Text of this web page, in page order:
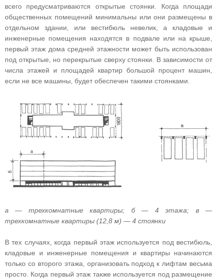
всего предусматриваются открытые стоянки. Когда площади
общественных помещений минимальны или они размещены в
отдельном здании, или вестибюль невелик, а кладовые и
инженерные помещения находятся в подвале или на крыше,
первый этаж дома средней этажности может быть использован
под открытые, но перекрытые сверху стоянки. В зависимости от
числа этажей и площадей квартир большой процент машин,
если не все машины, будет обеспечен такими стоянками.
а — трехкомнатные квартиры; б — 4 этажа; в —
трехкомнатные квартиры (12,8 м) — 4 стоянки
В тех случаях, когда первый этаж используется под вестибюль,
кладовые и инженерные помещения и квартиры начинаются
только со второго этажа, организовать подход к лифтам весьма
просто. Когда первый этаж также используется под размещение